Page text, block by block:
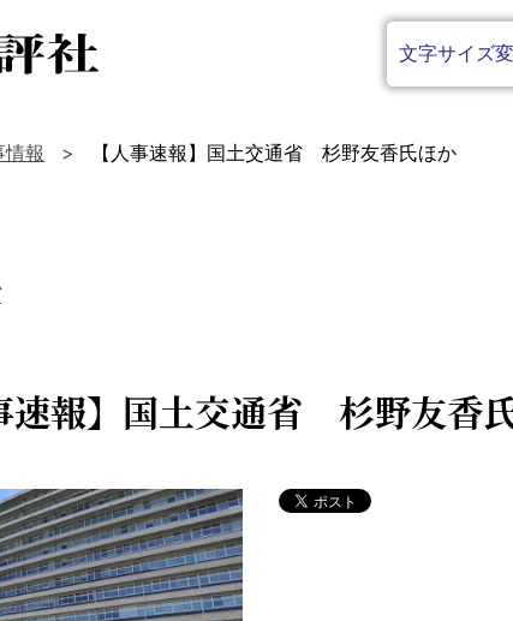
文字サイズ
情報 【人事速報】国土交通省 杉野友香氏ほか
速報】国土交通省 杉野友香